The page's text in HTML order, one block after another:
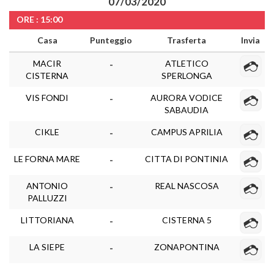
ORE : 15:00
Casa
Punteggio Trasferta Invia
MACIR
CISTERNA
-
ATLETICO
SPERLONGA
VIS FONDI -
AURORA VODICE
SABAUDIA
CIKLE - CAMPUS APRILIA
LE FORNA MARE - CITTA DI PONTINIA
ANTONIO
PALLUZZI
- REAL NASCOSA
LITTORIANA - CISTERNA 5
LA SIEPE - ZONAPONTINA